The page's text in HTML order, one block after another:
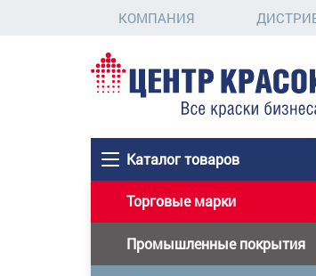
КОМПАНИЯ
Каталог товаров
Торговые марки
Промышленные покрытия